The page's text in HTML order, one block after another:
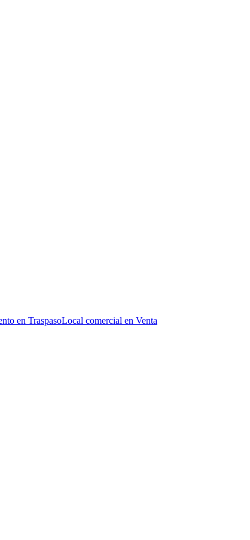
en TraspasoLocal comercial en Venta